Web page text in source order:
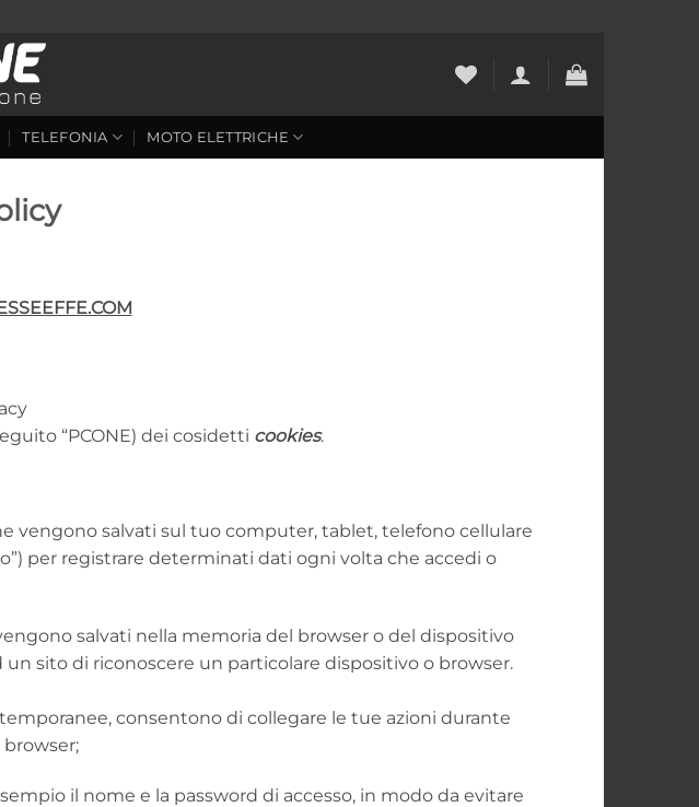
TELEFONIA MOTO ELETTRICHE
“PCONE) dei cosidetti cookies.
vengono salvati sul tuo computer, tablet, telefono cellulare
per registrare determinati dati ogni volta che accedi o
salvati nella memoria del browser o del dispositivo
sito di riconoscere un particolare dispositivo o browser.
consentono di collegare le tue azioni durante
il nome e la password di accesso, in modo da evitare